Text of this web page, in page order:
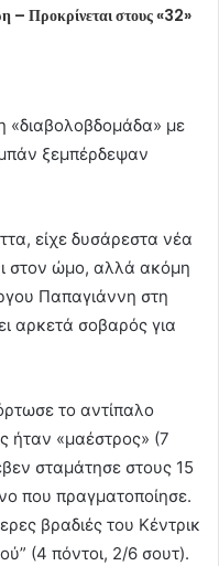
– Προκρίνεται στους «32»
«διαβολοβδομάδα» με
ξεμπέρδεψαν
είχε δυσάρεστα νέα
στον ώμο, αλλά ακόμη
Παπαγιάννη στη
αρκετά σοβαρός για
το αντίπαλο
ήταν «μαέστρος» (7
σταμάτησε στους 15
που πραγματοποίησε.
βραδιές του Κέντρικ
(4 πόντοι, 2/6 σουτ).